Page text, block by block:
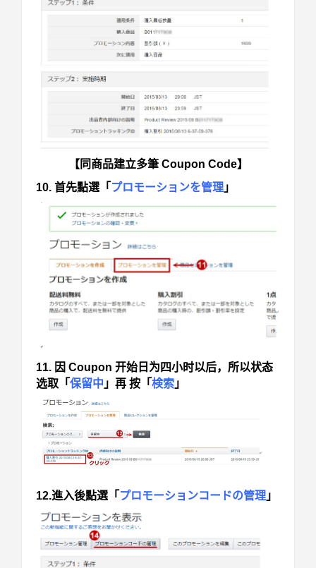
【同商品建立多筆 Coupon Code】
10. 首先點選「 プロモーションを管理 」
11. 因 Coupon 开始日为四小时以后，所以状态
选取「保留中 」再 按「検索 」
12.進入後點選「 プロモーションコードの管理 」